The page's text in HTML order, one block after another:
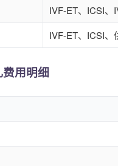
IVF-ET、ICSI
IVF-ET、ICSI、
用明细